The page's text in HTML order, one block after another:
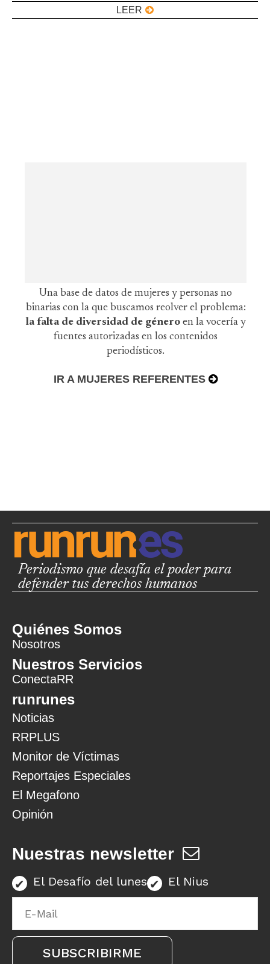
LEER
Una base de datos de mujeres y personas no
binarias con la que buscamos reolver el problema:
la falta de diversidad de género en la vocería y
fuentes autorizadas en los contenidos
periodísticos.
IR A MUJERES REFERENTES
Periodismo que desafía el poder para
defender tus derechos humanos
Quiénes Somos
Nosotros
Nuestros Servicios
ConectaRR
runrunes
Noticias
RRPLUS
Monitor de Víctimas
Reportajes Especiales
El Megafono
Opinión
Nuestras newsletter
El Desafío del lunes El Nius